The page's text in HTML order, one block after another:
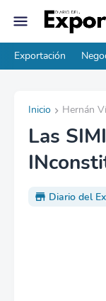
Exportación
Inicio Hernán
Las
Diario del